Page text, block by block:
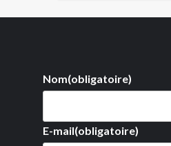
Nom(obligatoire)
E-mail(obligatoire)